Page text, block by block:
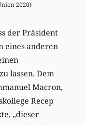
2020)
der Präsident
eines anderen
lassen. Dem
Macron,
Recep
„dieser